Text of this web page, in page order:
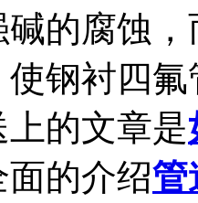
的腐蚀
钢衬四
上的文章是
的介绍管